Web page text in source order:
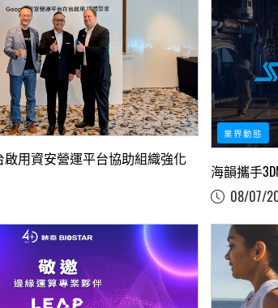
啟用資安營運平台協助組織強化
業界動態
海韻攜手
08/07/